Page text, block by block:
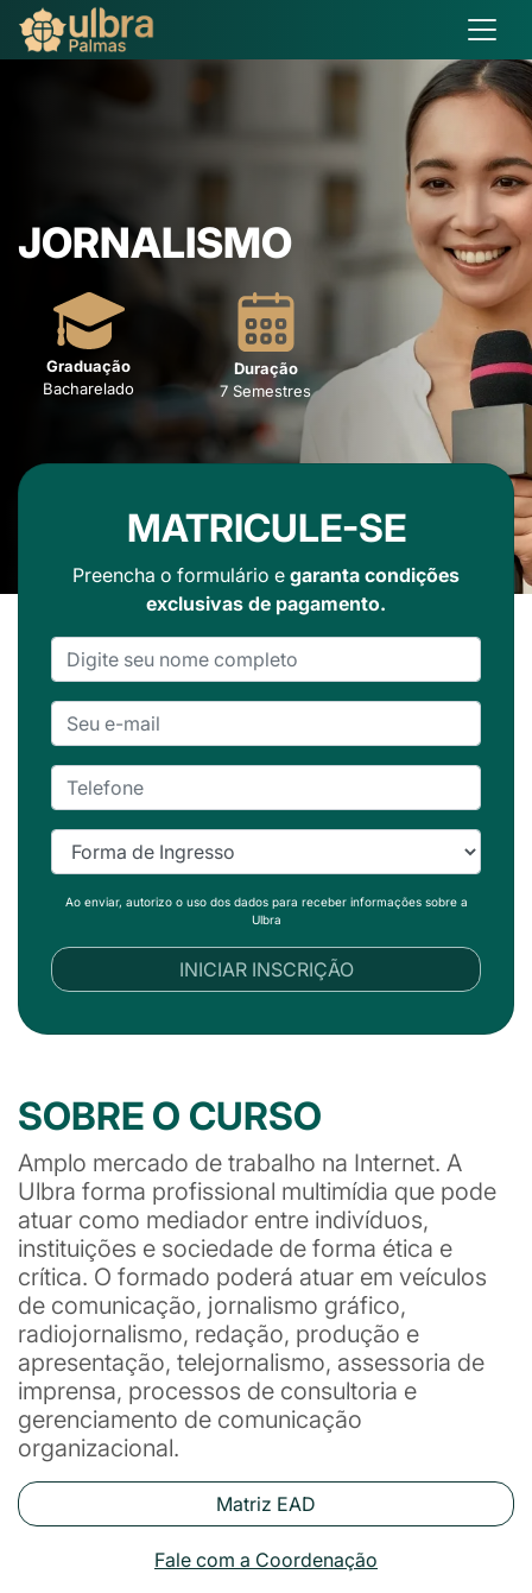
JORNALISMO
Graduação
Bacharelado
Duração
7 Semestres
MATRICULE-SE
Preencha o formulário e garanta condições
exclusivas de pagamento.
Ao enviar, autorizo o uso dos dados para receber informações sobre a
Ulbra
INICIAR INSCRIÇÃO
SOBRE O CURSO
Amplo mercado de trabalho na Internet. A
Ulbra forma profissional multimídia que pode
atuar como mediador entre indivíduos,
instituições e sociedade de forma ética e
crítica. O formado poderá atuar em veículos
de comunicação, jornalismo gráfico,
radiojornalismo, redação, produção e
apresentação, telejornalismo, assessoria de
imprensa, processos de consultoria e
gerenciamento de comunicação
organizacional.
Matriz EAD
Fale com a Coordenação